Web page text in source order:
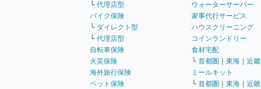
└ 代理店型
バイク保険
└ ダイレクト型
└ 代理店型
自転車保険
火災保険
海外旅行保険
ペット保険
ウォーターサーバー
家事代行サービス
ハウスクリーニング
コインランドリー
食材宅配
└ 首都圏 ｜ 東海 ｜ 近畿
ミールキット
└ 首都圏 ｜ 東海 ｜ 近畿